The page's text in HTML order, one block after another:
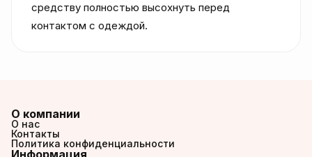
средству полностью высохнуть перед
контактом с одеждой.
О компании
О нас
Контакты
Политика конфиденциальности
Информация